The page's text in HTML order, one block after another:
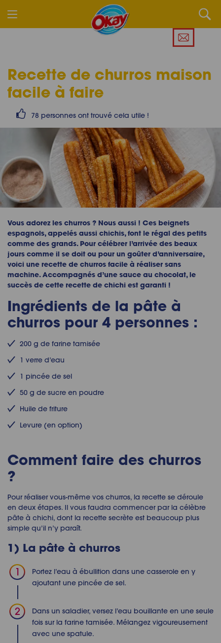
Recette de churros maison
facile à faire
78 personnes ont trouvé cela utile !
Vous adorez les churros ? Nous aussi ! Ces beignets
espagnols, appelés aussi chichis, font le régal des petits
comme des grands. Pour célébrer l’arrivée des beaux
jours comme il se doit ou pour un goûter d’anniversaire,
voici une recette de churros facile à réaliser sans
machine. Accompagnés d’une sauce au chocolat, le
succès de cette recette de chichi est garanti !
Ingrédients de la pâte à
churros pour 4 personnes :
200 g de farine tamisée
1 verre d’eau
1 pincée de sel
50 g de sucre en poudre
Huile de friture
Levure (en option)
Comment faire des churros
?
Pour réaliser vous-même vos churros, la recette se déroule
en deux étapes. Il vous faudra commencer par la célèbre
pâte à chichi, dont la recette secrète est beaucoup plus
simple qu’il n’y paraît.
1) La pâte à churros
Portez l’eau à ébullition dans une casserole en y
ajoutant une pincée de sel.
Dans un saladier, versez l’eau bouillante en une seule
fois sur la farine tamisée. Mélangez vigoureusement
avec une spatule.